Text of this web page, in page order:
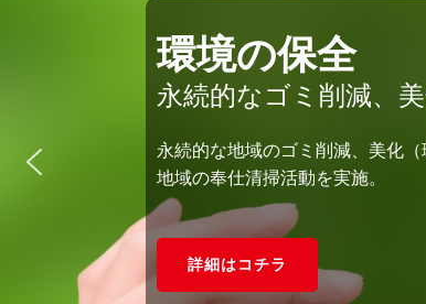
環境の保全
永続的なゴミ削減、
永続的な地域のゴミ削減、美化
地域の奉仕清掃活動を実施。
詳細はコチラ